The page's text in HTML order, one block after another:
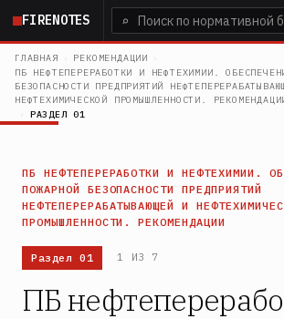
Перейти
основному
содержанию
FIRENOTES ⌕
ГЛАВНАЯ › РЕКОМЕНДАЦИИ
›
ПБ НЕФТЕПЕРЕРАБОТКИ И НЕФТЕХИМИИ.
БЕЗОПАСНОСТИ ПРЕДПРИЯТИЙ
НЕФТЕХИМИЧЕСКОЙ ПРОМЫШЛЕННОСТИ.
›
РАЗДЕЛ 01
ПБ НЕФТЕПЕРЕРАБОТКИ И НЕФТЕХИМИИ.
ПОЖАРНОЙ БЕЗОПАСНОСТИ ПРЕДПРИЯТИЙ
НЕФТЕПЕРЕРАБАТЫВАЮЩЕЙ И
ПРОМЫШЛЕННОСТИ. РЕКОМЕНДАЦИИ
Раздел 01 1 ИЗ 7
ПБ